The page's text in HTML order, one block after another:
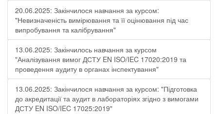
20.06.2025: Закінчилося навчання за курсом:
"Невизначеність вимірювання та її оцінювання під час
випробування та калібрування"
13.06.2025: Закінчилось навчання за курсом
"Аналізування вимог ДСТУ EN ISO/IEC 17020:2019 та
проведення аудиту в органах інспектування"
13.06.2025: Закінчилося навчання за курсом: "Підготовка
до акредитації та аудит в лабораторіях згідно з вимогами
ДСТУ EN ISO/IEC 17025:2019"